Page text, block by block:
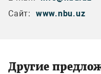
Сайт:
www.nbu.uz
Другие